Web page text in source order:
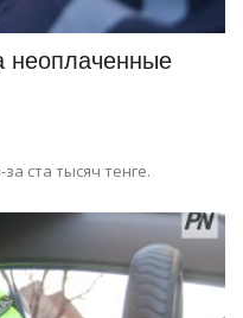
неоплаченные
ста тысяч тенге.